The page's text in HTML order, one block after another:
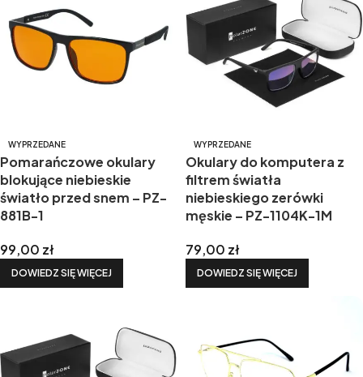
WYPRZEDANE
Pomarańczowe okulary
blokujące niebieskie
światło przed snem – PZ-
881B-1
99,00 zł
DOWIEDZ SIĘ WIĘCEJ
WYPRZEDANE
Okulary do komputera z
filtrem światła
niebieskiego zerówki
męskie – PZ-1104K-1M
79,00 zł
DOWIEDZ SIĘ WIĘCEJ